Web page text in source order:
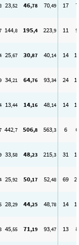
23,52 46,78 70,49 17 7
144,8 195,4 223,9 11 9
25,67 30,87 40,14 14
34,21 64,76 93,34 24
13,44 14,16 48,14 14
442,7 506,8 563,3 6 6
33,58 48,23 215,3 31
25,92 50,17 52,48 69
28,29 44,25 48,78 14
45,55 71,19 93,47 13 8